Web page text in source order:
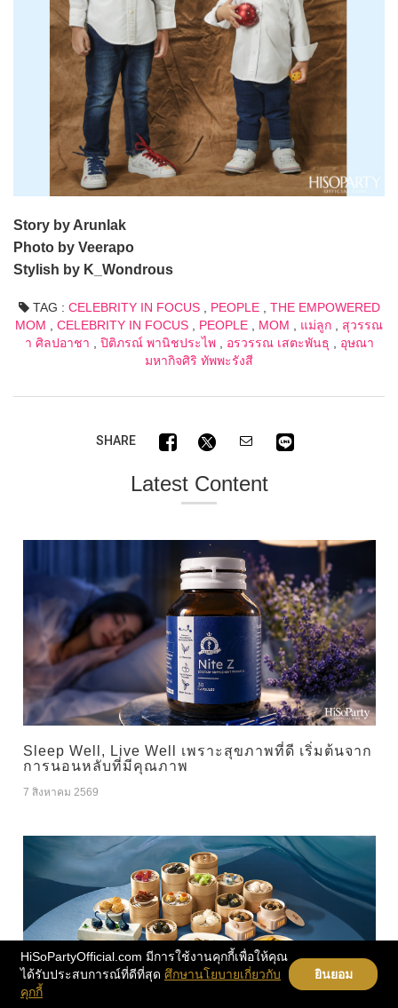
Story by Arunlak
Photo by Veerapo
Stylish by K_Wondrous
TAG : CELEBRITY IN FOCUS, PEOPLE, THE EMPOWERED
MOM , CELEBRITY IN FOCUS , PEOPLE , MOM , แม่ลูก , สุวรรณ
า ศิลปอาชา , ปิติภรณ์ พานิชประไพ, อรวรรณ เสตะพันธุ , อุษณา
มหากิจศิริ ทัพพะรังสี
SHARE
Latest Content
Sleep Well, Live Well เพราะสุขภาพที่ดี เริ่มต้นจาก
การนอนหลับที่มีคุณภาพ
7 สิงหาคม 2569
HiSoPartyOfficial.com มีการใช้งานคุกกี้เพื่อให้คุณ
ได้รับประสบการณ์ที่ดีที่สุด ศึกษานโยบายเกี่ยวกับ
คุกกี้
ยินยอม